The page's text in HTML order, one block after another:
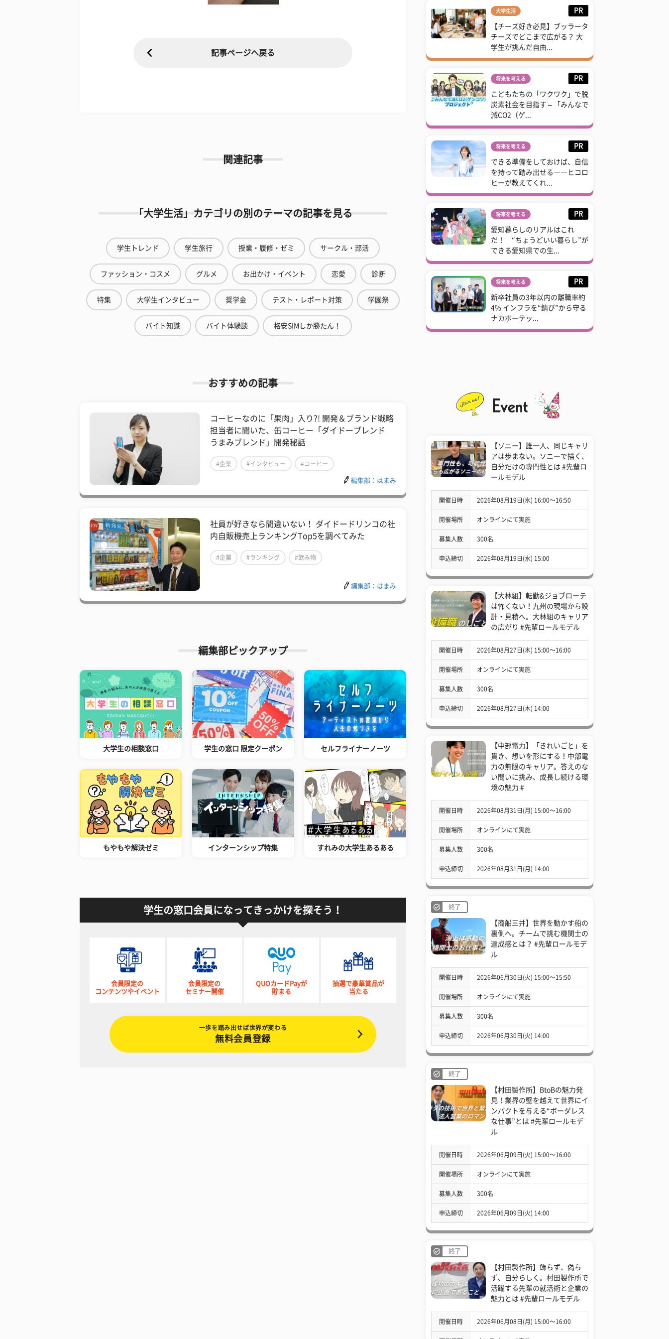
記事ページへ戻る
関連記事
「大学生活」カテゴリの別のテーマの記事を見る
学生トレンド 学生旅行 授業・履修・ゼミ サークル・部活
ファッション・コスメ グルメ お出かけ・イベント 恋愛 診断
特集 大学生インタビュー 奨学金 テスト・レポート対策 学園祭
バイト知識 バイト体験談 格安SIMしか勝たん！
おすすめの記事
コーヒーなのに「果肉」入り?! 開発＆ブランド戦略
担当者に聞いた、缶コーヒー「ダイドーブレンド
うまみブレンド」開発秘話
#企業 #インタビュー #コーヒー
編集部：はまみ
社員が好きなら間違いない！ ダイドードリンコの社
内自販機売上ランキングTop5を調べてみた
#企業 #ランキング #飲み物
編集部：はまみ
編集部ピックアップ
大学生の相談窓口 学生の窓口 限定クーポン セルフライナーノーツ
もやもや解決ゼミ インターンシップ特集 すれみの大学生あるある
学生の窓口会員になってきっかけを探そう！
会員限定の
コンテンツやイベント
会員限定の
セミナー開催
QUOカードPayが
貯まる
抽選で豪華賞品が
当たる
一歩を踏み出せば世界が変わる
無料会員登録
大学生活 PR
【チーズ好き必見】ブッラータ
チーズでどこまで広がる？ 大
学生が挑んだ自由...
将来を考える PR
こどもたちの「ワクワク」で脱
炭素社会を目指す – 「みんなで
減CO2（ゲ...
将来を考える PR
できる準備をしておけば、自信
を持って踏み出せる――ヒコロ
ヒーが教えてくれ...
将来を考える PR
愛知暮らしのリアルはこれ
だ！ “ちょうどいい暮らし”が
できる愛知県での生...
将来を考える PR
新卒社員の3年以内の離職率約
4% インフラを“錆び”から守る
ナカボーテッ...
【ソニー】誰一人、同じキャリ
アは歩まない。ソニーで描く、
自分だけの専門性とは #先輩ロ
ールモデル
開催日時 2026年08月19日(水) 16:00〜16:50
開催場所 オンラインにて実施
募集人数 300名
申込締切 2026年08月19日(水) 15:00
【大林組】転勤&ジョブローテ
は怖くない！九州の現場から設
計・見積へ。大林組のキャリア
の広がり #先輩ロールモデル
開催日時 2026年08月27日(木) 15:00〜16:00
開催場所 オンラインにて実施
募集人数 300名
申込締切 2026年08月27日(木) 14:00
【中部電力】「きれいごと」を
貫き、想いを形にする！中部電
力の無限のキャリア。答えのな
い問いに挑み、成長し続ける環
境の魅力 #
開催日時 2026年08月31日(月) 15:00〜16:00
開催場所 オンラインにて実施
募集人数 300名
申込締切 2026年08月31日(月) 14:00
終了
【商船三井】世界を動かす船の
裏側へ。チームで挑む機関士の
達成感とは？ #先輩ロールモデ
ル
開催日時 2026年06月30日(火) 15:00〜15:50
開催場所 オンラインにて実施
募集人数 300名
申込締切 2026年06月30日(火) 14:00
終了
【村田製作所】BtoBの魅力発
見！業界の壁を越えて世界にイ
ンパクトを与える“ボーダレス
な仕事”とは #先輩ロールモデ
ル
開催日時 2026年06月09日(火) 15:00〜16:00
開催場所 オンラインにて実施
募集人数 300名
申込締切 2026年06月09日(火) 14:00
終了
【村田製作所】飾らず、偽ら
ず、自分らしく。村田製作所で
活躍する先輩の就活術と企業の
魅力とは #先輩ロールモデル
開催日時 2026年06月08日(月) 15:00〜16:00